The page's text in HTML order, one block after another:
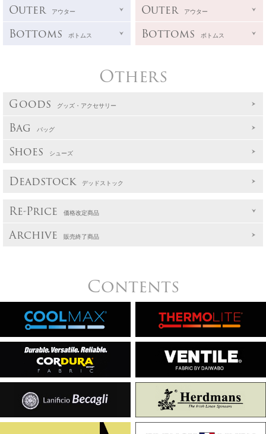
Outer アウター
Bottoms ボトムス
Outer アウター
Bottoms ボトムス
Others
Goods グッズ・アクセサリー
Bag バッグ
Shoes シューズ
Deadstock デッドストック
Re-Price 価格改定商品
Archive 販売終了商品
Contents